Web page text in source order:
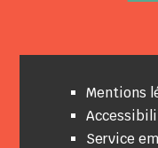
Mentions
Service